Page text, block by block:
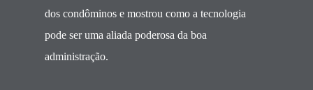
dos condôminos e mostrou como a tecnologia
pode ser uma aliada poderosa da boa
administração.